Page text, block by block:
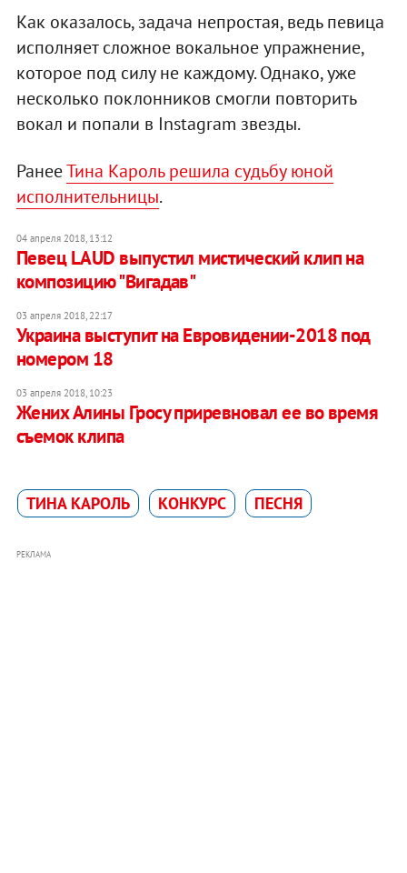
Как оказалось, задача непростая, ведь певица
исполняет сложное вокальное упражнение,
которое под силу не каждому. Однако, уже
несколько поклонников смогли повторить
вокал и попали в Instagram звезды.
РанееТина Кароль решила судьбу юной
исполнительницы.
04 апреля 2018, 13:12
Певец LAUD выпустил мистический клип на
композицию "Вигадав"
03 апреля 2018, 22:17
Украина выступит на Евровидении-2018 под
номером 18
03 апреля 2018, 10:23
Жених Алины Гросу приревновал ее во время
съемок клипа
ТИНА КАРОЛЬ КОНКУРС ПЕСНЯ
РЕКЛАМА